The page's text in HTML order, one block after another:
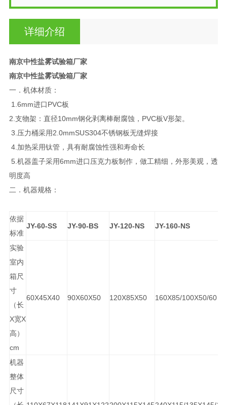
详细介绍
南京中性盐雾试验箱厂家
南京中性盐雾试验箱厂家
一．机体材质：
1.6mm进口PVC板
2.支物架：直径10mm钢化剥离棒耐腐蚀，PVC板V形架。
3.压力桶采用2.0mmSUS304不锈钢板无缝焊接
4.加热采用钛管，具有耐腐蚀性强和寿命长
5.机器盖子采用6mm进口压克力板制作，做工精细，外形美观，透
明度高
二．机器规格：
依据
标准
JY-60-SS JY-90-BS JY-120-NS JY-160-NS
实验
室内
箱尺
寸
（长
X宽X
高）
cm
60X45X40 90X60X50 120X85X50 160X85/100X50/60
机器
整体
尺寸